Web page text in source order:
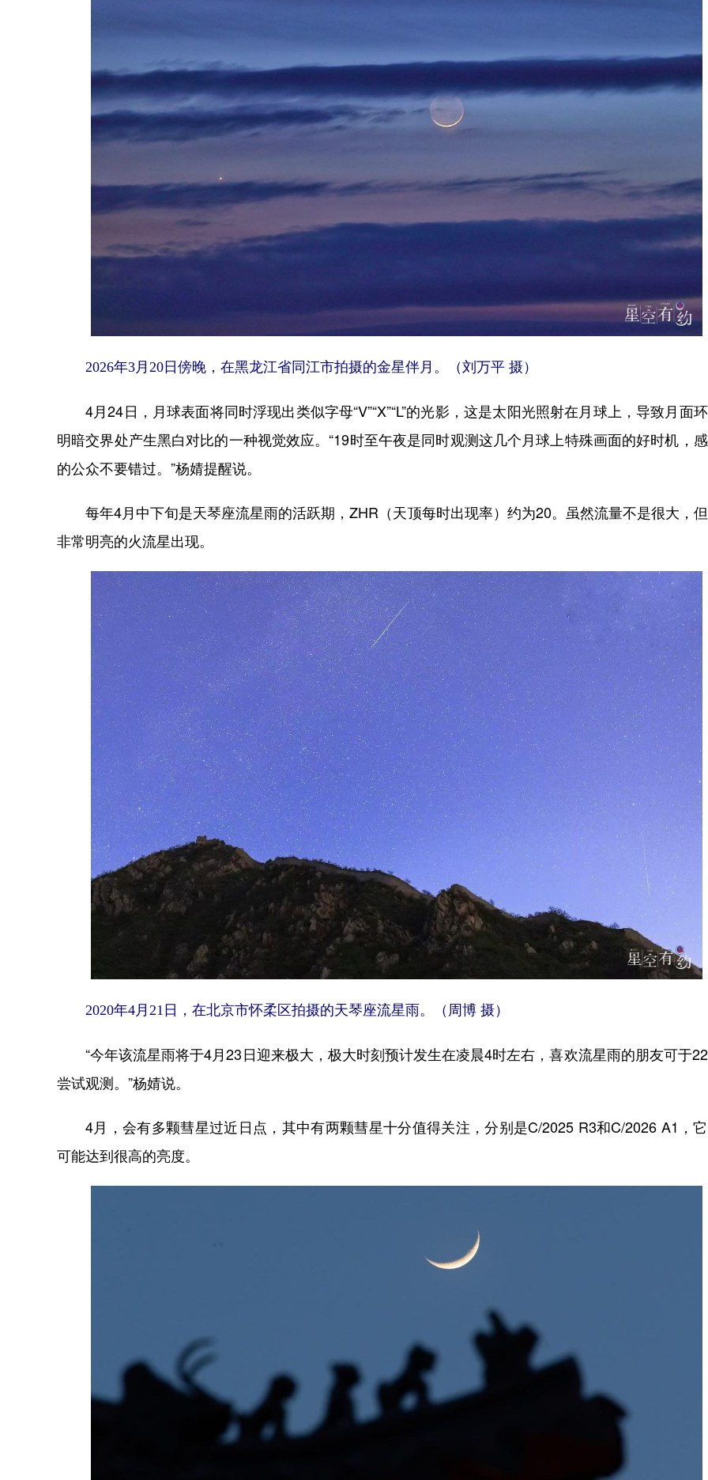
2026年3月20日傍晚，在黑龙江省同江市拍摄的金星伴月。（刘万平 摄）
4月24日，月球表面将同时浮现出类似字母“V”“X”“L”的光影，这是太阳光照射在月球上，导致月面
明暗交界处产生黑白对比的一种视觉效应。“19时至午夜是同时观测这几个月球上特殊画面的好时机，
的公众不要错过。”杨婧提醒说。
每年4月中下旬是天琴座流星雨的活跃期，ZHR（天顶每时出现率）约为20。虽然流量不是很大，
非常明亮的火流星出现。
2020年4月21日，在北京市怀柔区拍摄的天琴座流星雨。（周博 摄）
“今年该流星雨将于4月23日迎来极大，极大时刻预计发生在凌晨4时左右，喜欢流星雨的朋友可于
尝试观测。”杨婧说。
4月，会有多颗彗星过近日点，其中有两颗彗星十分值得关注，分别是C/2025 R3和C/2026 A1，
可能达到很高的亮度。